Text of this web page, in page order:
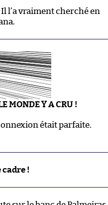
l’a vraiment cherché en
MONDE Y A CRU !
était parfaite.
cadre !